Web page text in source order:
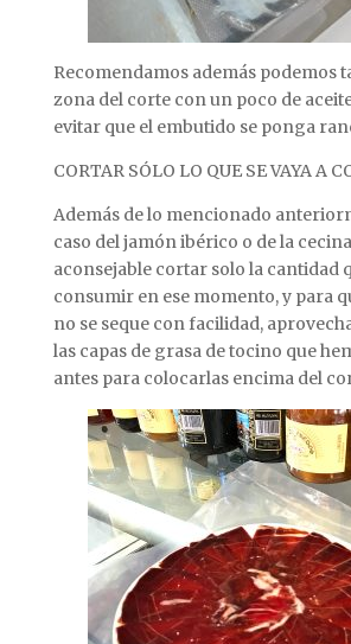
Recomendamos además podemos
zona del corte con un poco de
evitar que el embutido se ponga
CORTAR SÓLO LO QUE SE VAYA A
Además de lo mencionado
caso del jamón ibérico o de la
aconsejable cortar solo la cantidad
consumir en ese momento, y para
no se seque con facilidad,
las capas de grasa de tocino que
antes para colocarlas encima del